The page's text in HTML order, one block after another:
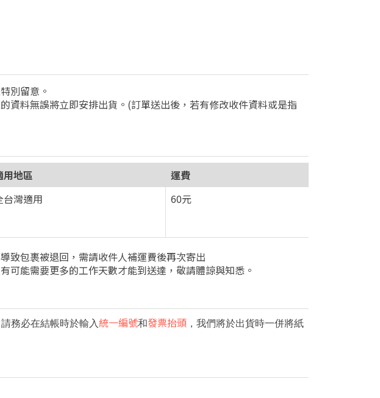
別留意。
資料無誤將立即安排出貨。(訂單送出後，若有修改收件資料或是指
用地區
運費
台灣適用 60元
致包裹被退回，需請收件人補運費後再次寄出
可能需要更多的工作天數才能到送達，敬請體諒與知悉。
務必在結帳時於輸入統一編號和發票抬頭 ，我們將於出貨時一併將紙